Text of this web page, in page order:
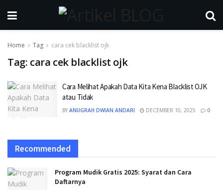
Home Tag cara cek blacklist ojk
Tag: cara cek blacklist ojk
Cara Melihat Apakah Data Kita Kena Blacklist OJK
atau Tidak
BY ANUGRAH DWIAN ANDARI DECEMBER 10, 2025 0
Recommended
Program Mudik Gratis 2025: Syarat dan Cara
Daftarnya